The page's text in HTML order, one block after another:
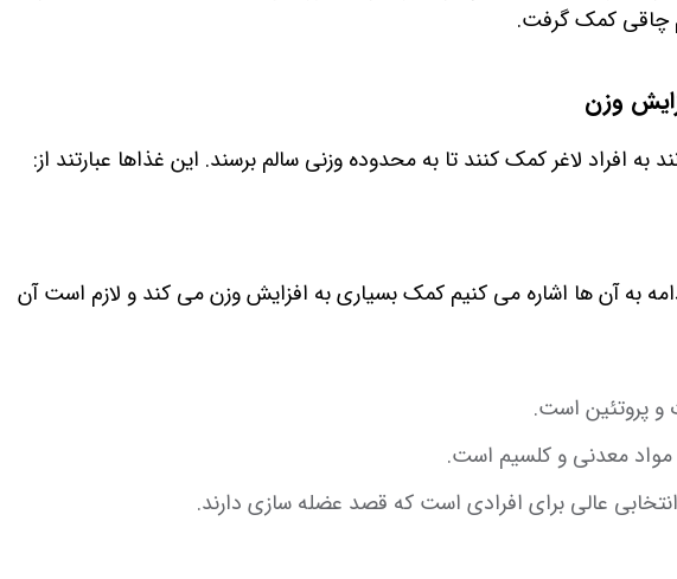
چاقی کمک گرفت.
وزن
افراد لاغر کمک کنند تا به محدوده وزنی سالم برسند. این غذاها عبارتند از:
به آن ها اشاره می کنیم کمک بسیاری به افزایش وزن می کند و لازم است آن
و پروتئین است.
مواد معدنی و کلسیم است.
انتخابی عالی برای افرادی است که قصد عضله سازی دارند.